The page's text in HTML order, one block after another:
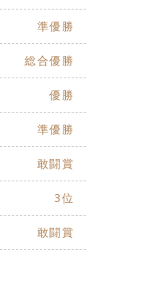
準優勝
総合優勝
優勝
準優勝
敢闘賞
3位
敢闘賞